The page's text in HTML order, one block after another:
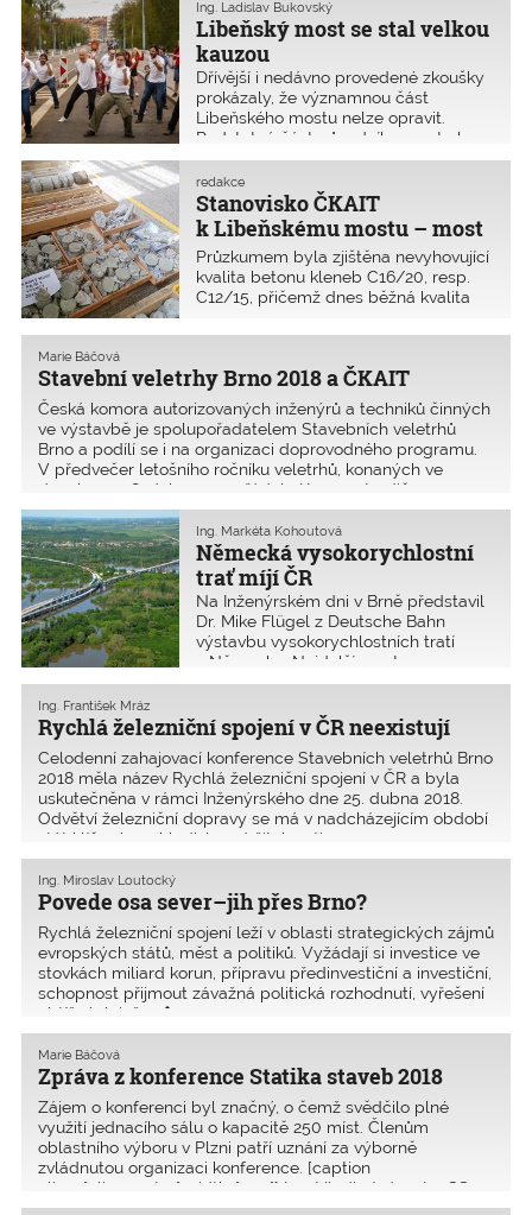
nosné konstrukci, které je dle
znaleckého posudku realizováno
v rozporu s projektovou dokumentací.
Zhotovitel však vadu provedení
neuznává a věc směřuje k soudnímu
sporu. Provizorní plůtky a stříšky před
NTK asi zůstanou ještě dlouho.
Libeňský most se stal velkou
kauzou
Ing. Ladislav Bukovský
Dřívější i nedávno provedené zkoušky
prokázaly, že významnou část
Libeňského mostu nelze opravit.
Podstatná část původního mostu by
musela být stejně odstraněna
a zhotovena nová. Oprava původních
částí by měla mnohem menší
trvanlivost než výstavba mostu
nového a zároveň s mnohem vyššími
náklady na údržbu opraveného mostu.
Stanovisko ČKAIT
k Libeňskému mostu – most
je neopravitelný
redakce
Průzkumem byla zjištěna nevyhovující
kvalita betonu kleneb C16/20, resp.
C12/15, přičemž dnes běžná kvalita
minimálně C 30/37, tedy dva a půl
Stavební veletrhy Brno 2018 a ČKAIT
Marie Báčová
Česká komora autorizovaných inženýrů a techniků činných
ve výstavbě je spolupořadatelem Stavebních veletrhů
Brno a podílí se i na organizaci doprovodného programu.
V předvečer letošního ročníku veletrhů, konaných ve
dnech 24.–28. ­dubna, uspořádala Komora tradičn
Německá vysokorychlostní
trať míjí ČR
Ing. Markéta Kohoutová
Na Inženýrském dni v Brně představil
Dr. Mike Flügel z Deutsche Bahn
výstavbu vysokorychlostních tratí
v Německu. Nejdelší most na
vysokorychlostní trati vede nad
Rychlá železniční spojení v ČR neexistují
Ing. František Mráz
Celodenní zahajovací konference Stavebních veletrhů Brno
2018 měla název Rychlá železniční spojení v ČR a byla
uskutečněna v rámci Inženýrského dne 25. dubna 2018.
Odvětví železniční dopravy se má v nadcházejícím období
stát klíčovým z hlediska udržitelnosti ro
Povede osa sever–jih přes Brno?
Ing. Miroslav Loutocký
Rychlá železniční spojení leží v oblasti strategických zájmů
evropských států, měst a politiků. Vyžádají si investice ve
stovkách miliard korun, přípravu předinvestiční a investiční,
schopnost přijmout závažná politická rozhodnutí, vyřešení
obtížných inžen�
Zpráva z konference Statika staveb 2018
Marie Báčová
Zájem o konferenci byl značný, o čemž svědčilo plné
využití jednacího sálu o kapacitě 250 míst. Členům
oblastního výboru v Plzni patří uznání za výborně
zvládnutou organizaci konference. [caption
align="aligncenter" width="300"] Ing. Vladimír Janata, CSc.,
přednáš�